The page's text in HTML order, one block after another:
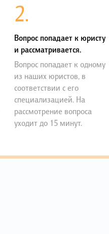
2.
Вопрос попадает к юристу
и рассматривается.
Вопрос попадает к одному
из наших юристов, в
соответствии с его
специализацией. На
рассмотрение вопроса
уходит до 15 минут.